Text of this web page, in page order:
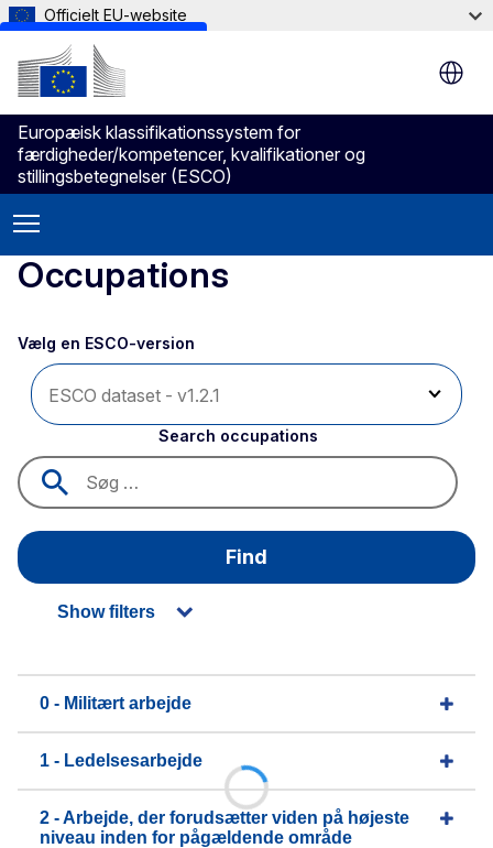
Skip to main content
Officielt EU-website
Europæisk klassifikationssystem for
færdigheder/kompetencer, kvalifikationer og
stillingsbetegnelser (ESCO)
Occupations
Vælg en ESCO-version
Search occupations
Find
Show filters
0 - Militært arbejde
1 - Ledelsesarbejde
2 - Arbejde, der forudsætter viden på højeste
niveau inden for pågældende område